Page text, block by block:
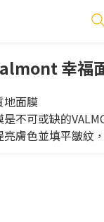
幸福
地面膜
不可或缺的
膚色並填平皺紋